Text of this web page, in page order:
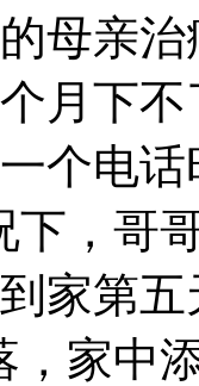
母亲
月下
个电
下，哥
家第
，家中